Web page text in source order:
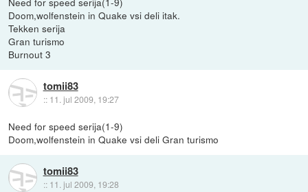
Doom,wolfenstein in Quake vsi deli itak.
Tekken serija
Gran turismo
Burnout 3
tomii83
:: 11. jul 2009, 19:27
Need for speed serija(1-9)
Doom,wolfenstein in Quake vsi deli Gran turismo
tomii83
:: 11. jul 2009, 19:28